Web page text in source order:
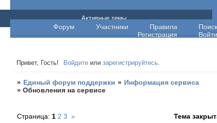
Единый форум поддержки
Форум Участники Правила
Поиск
Регистрация
Войти
Активные темы
Привет, Гость! Войдите илизарегистрируйтесь.
» Единый форум поддержки » Информация сервиса
»Обновления на сервисе
Страница: 1 2 3 » Тема